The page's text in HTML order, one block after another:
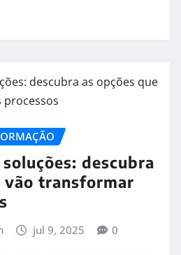
descubra
vão transformar
jul 9, 2025 0